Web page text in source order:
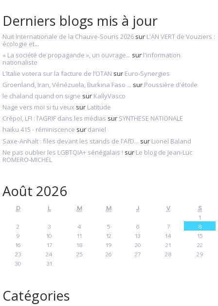
Derniers blogs mis à jour
Nuit Internationale de la Chauve-Souris 2026 sur L'AN VERT de Vouziers :
écologie et...
« La société de propagande », un ouvrage... sur l'information
nationaliste
L’Italie votera sur la facture de l’OTAN sur Euro-Synergies
Groenland, Iran, Vénézuela, Burkina Faso ... sur Poussière d'étoile
le chaland quand on signe sur KallyVasco
Nage vers moi si tu veux sur Latitude
Crépol, LFI : l’AGRIF dans les médias sur SYNTHESE NATIONALE
haiku 415 - réminiscence sur daniel
Saxe-Anhalt : files devant les stands de l'AfD... sur Lionel Baland
Ne pas oublier les LGBTQIA+ sénégalais ! sur Le blog de Jean-Luc
ROMERO-MICHEL
Août 2026
D L M M J V
S
1
2
3 4 5 6 7
8
9
10 11 12 13 14
15
16
17 18 19 20 21
22
23
24 25 26 27 28
29
30
31
Catégories